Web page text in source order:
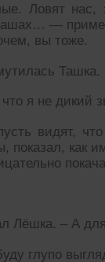
Ловят нас,
—
вы тоже.
Ташка.
я не дикий
видят,
как
Лёшка. – А
глупо